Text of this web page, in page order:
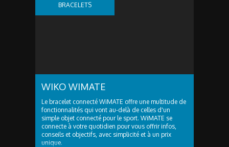
BRACELETS
WIKO WIMATE
Le bracelet connecté WiMATE offre une multitude de
fonctionnalités qui vont au-delà de celles d'un
simple objet connecté pour le sport. WiMATE se
connecte à votre quotidien pour vous offrir infos,
conseils et objectifs, avec simplicité et à un prix
unique.